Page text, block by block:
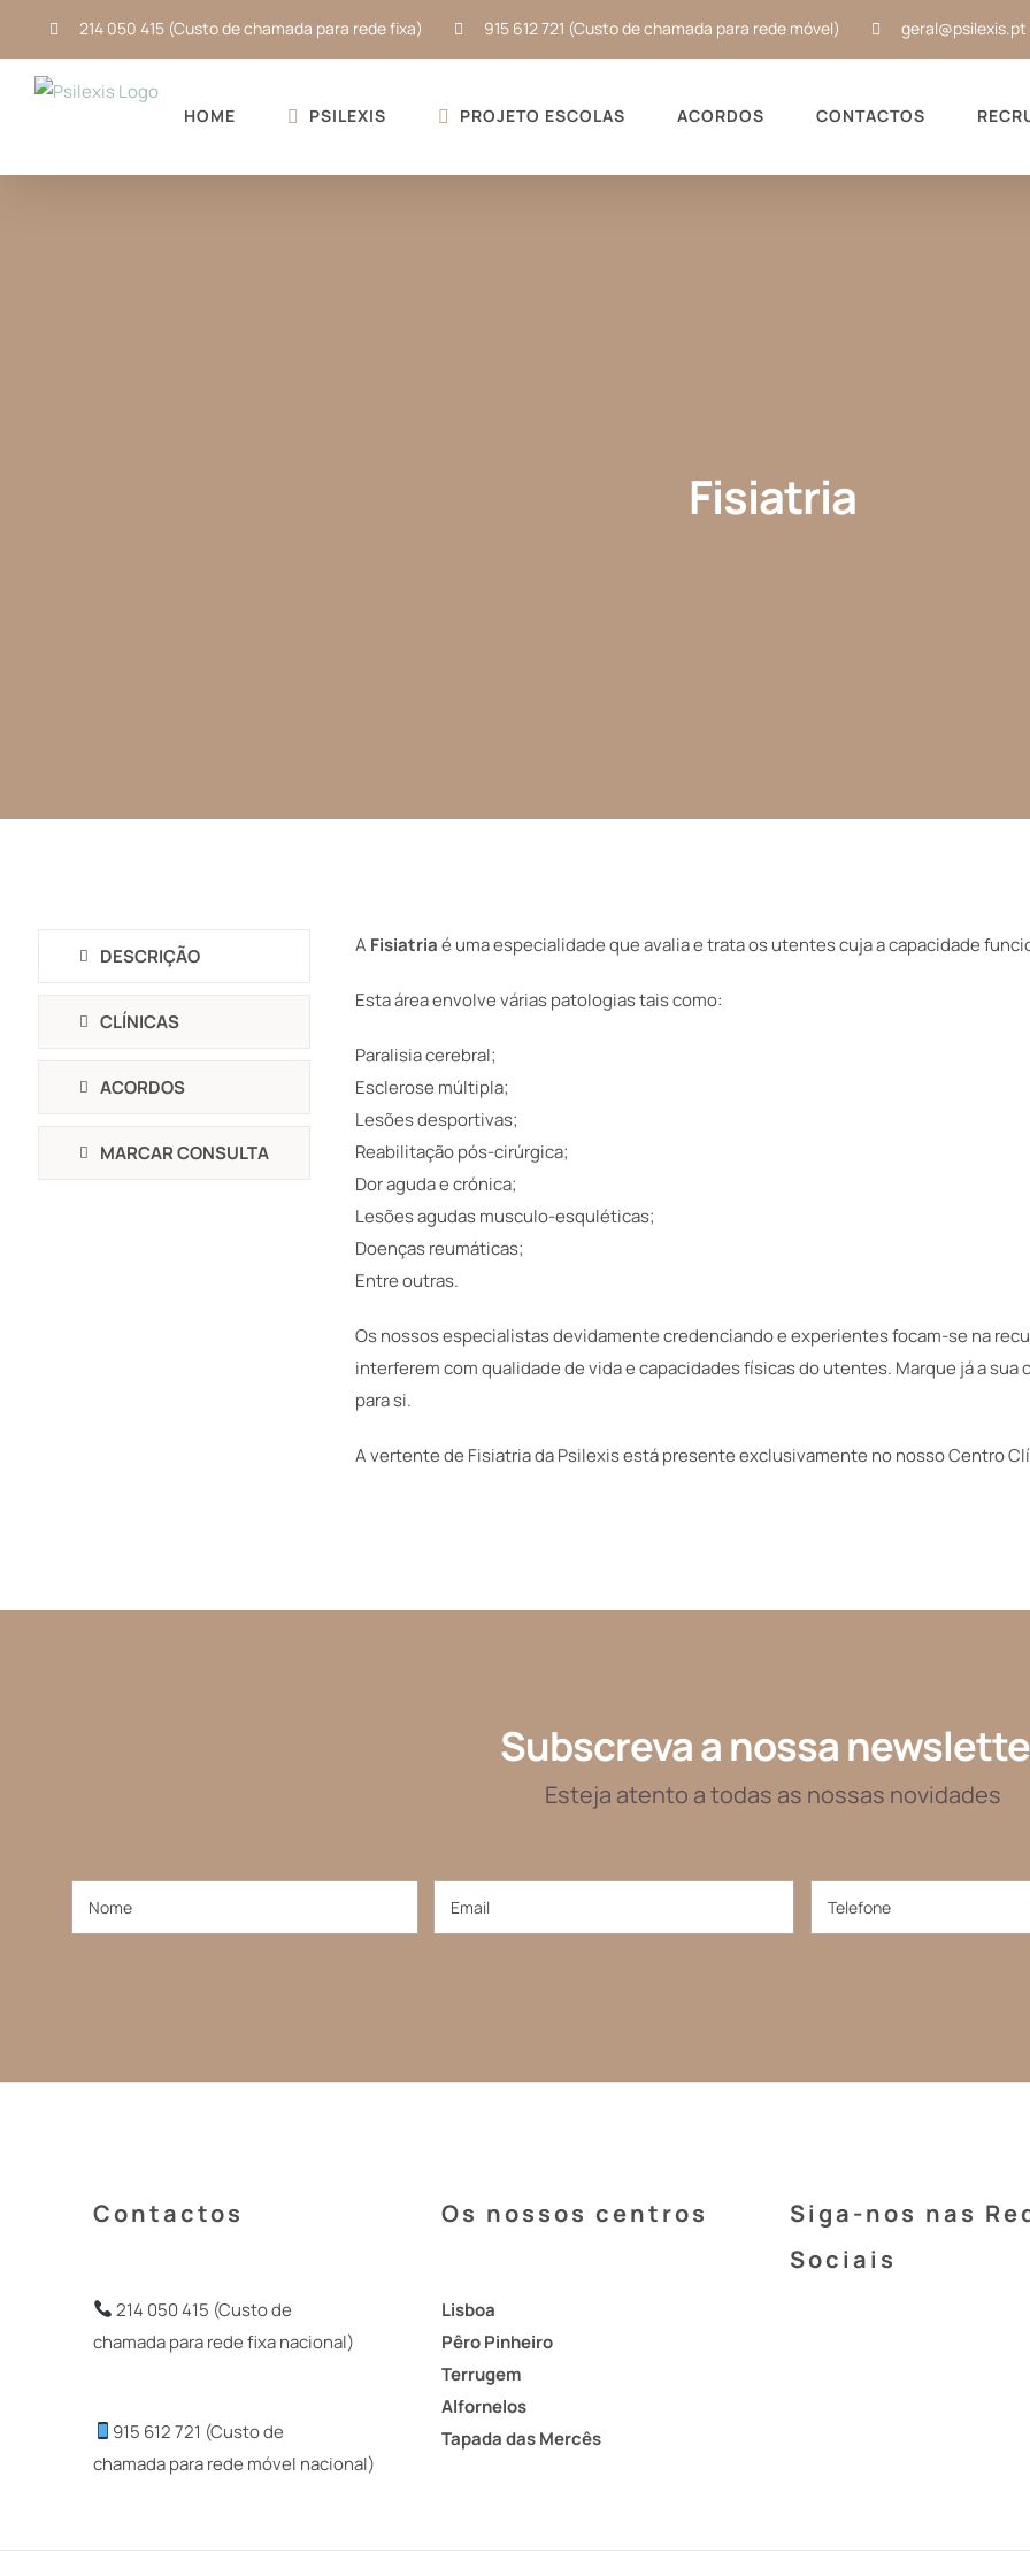
content
214 050 415 (Custo de chamada para rede fixa) 915 612 721 (Custo de chamada para rede móvel) geral@psilexis.pt
HOME PSILEXIS PROJETO ESCOLAS ACORDOS CONTACTOS
Fisiatria
DESCRIÇÃO
CLÍNICAS
ACORDOS
MARCAR CONSULTA
A Fisiatriaé uma especialidade que avalia e trata os utentes cuja a capacidade
Esta área envolve várias patologias tais como:
Paralisia cerebral;
Esclerose múltipla;
Lesões desportivas;
Reabilitação pós-cirúrgica;
Dor aguda e crónica;
Lesões agudas musculo-esquléticas;
Doenças reumáticas;
Entre outras.
Os nossos especialistas devidamente credenciando e experientes focam-se na
interferem com qualidade de vida e capacidades físicas do utentes. Marque já a
para si.
A vertente de Fisiatria da Psilexis está presente exclusivamente no nosso Centro
Subscreva a nossa
Esteja atento a todas as nossas novidades
Contactos
214 050 415 (Custo de
chamada para rede fixa nacional)
915 612 721 (Custo de
chamada para rede móvel nacional)
Os nossos centros
Lisboa
Pêro Pinheiro
Terrugem
Alfornelos
Tapada das Mercês
Siga-nos nas
Sociais